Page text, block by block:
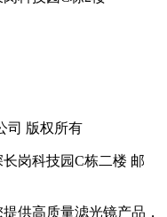
司 版权所有
岗科技园C栋二楼 邮
供高质量滤光镜产品，